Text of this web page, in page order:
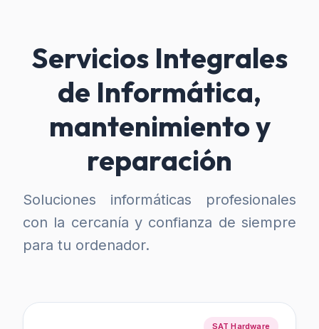
Servicios Integrales
de Informática,
mantenimiento y
reparación
Soluciones informáticas profesionales
con la cercanía y confianza de siempre
para tu ordenador.
SAT Hardware